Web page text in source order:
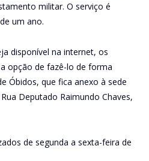
militar. O serviço é
um ano.
disponível na internet, os
opção de fazê-lo de forma
Óbidos, que fica anexo à sede
Deputado Raimundo Chaves,
de segunda a sexta-feira de